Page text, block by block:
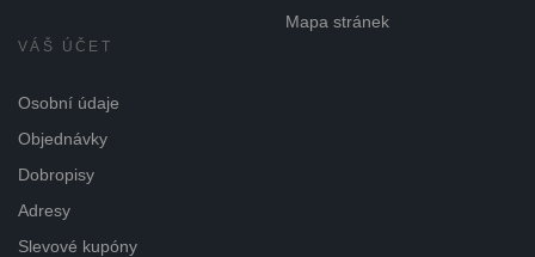
Mapa stránek
VÁŠ ÚČET
Osobní údaje
Objednávky
Dobropisy
Adresy
Slevové kupóny